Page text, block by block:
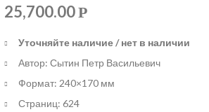
25,700.00Р
Уточняйте наличие / нет в наличии
Автор: Сытин Петр Васильевич
Формат: 240×170 мм
Страниц: 624